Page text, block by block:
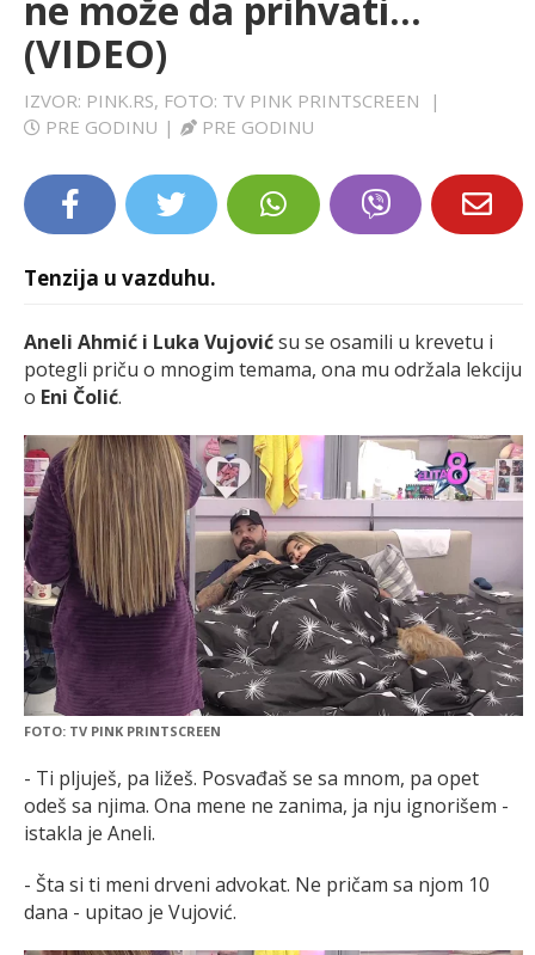
LIFESTYLE
(VIDEO)
IZVOR: PINK.RS, FOTO: TV PINK PRINTSCREEN
|
PRE GODINU | PRE GODINU
Tenzija u vazduhu.
Aneli Ahmić i Luka Vujovićsu se osamili u krevetu i
potegli priču o mnogim temama, ona mu održala lekciju
o Eni Čolić.
FOTO: TV PINK PRINTSCREEN
- Ti pljuješ, pa ližeš. Posvađaš se sa mnom, pa opet
odeš sa njima. Ona mene ne zanima, ja nju ignorišem -
istakla je Aneli.
- Šta si ti meni drveni advokat. Ne pričam sa njom 10
dana - upitao je Vujović.